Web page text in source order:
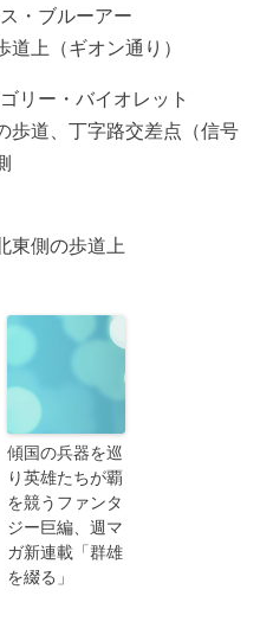
・ブルーアー
上（ギオン通り）
リー・バイオレット
歩道、丁字路交差点（信号
東側の歩道上
傾国の兵器を巡
り英雄たちが覇
を競うファンタ
ジー巨編、週マ
ガ新連載「群雄
を綴る」